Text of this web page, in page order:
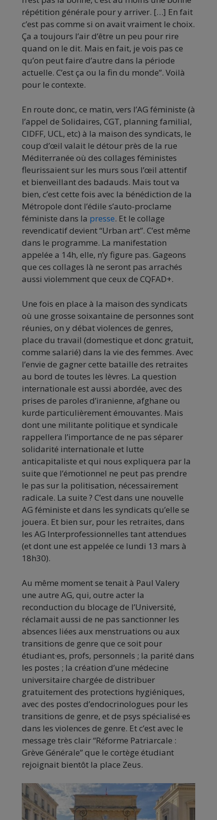
répétition générale pour y arriver. […] En fait
c’est pas comme si on avait vraiment le choix.
Ça a toujours l’air d’être un peu pour rire
quand on le dit. Mais en fait, je vois pas ce
qu’on peut faire d’autre dans la période
actuelle. C’est ça ou la fin du monde”. Voilà
pour le contexte.
En route donc, ce matin, vers l’AG féministe (à
l’appel de Solidaires, CGT, planning familial,
CIDFF, UCL, etc) à la maison des syndicats, le
coup d’œil valait le détour près de la rue
Méditerranée où des collages féministes
fleurissaient sur les murs sous l’œil attentif
et bienveillant des badauds. Mais tout va
bien, c’est cette fois avec la bénédiction de la
Métropole dont l’édile s’auto-proclame
féministe dans la presse. Et le collage
revendicatif devient “Urban art”. C’est même
dans le programme. La manifestation
appelée a 14h, elle, n’y figure pas. Gageons
que ces collages là ne seront pas arrachés
aussi violemment que ceux de CQFAD+.
Une fois en place à la maison des syndicats
où une grosse soixantaine de personnes sont
réunies, on y débat violences de genres,
place du travail (domestique et donc gratuit,
comme salarié) dans la vie des femmes. Avec
l’envie de gagner cette bataille des retraites
au bord de toutes les lèvres. La question
internationale est aussi abordée, avec des
prises de paroles d’iranienne, afghane ou
kurde particulièrement émouvantes. Mais
dont une militante politique et syndicale
rappellera l’importance de ne pas séparer
solidarité internationale et lutte
anticapitaliste et qui nous expliquera par la
suite que l’émotionnel ne peut pas prendre
le pas sur la politisation, nécessairement
radicale. La suite ? C’est dans une nouvelle
AG féministe et dans les syndicats qu’elle se
jouera. Et bien sur, pour les retraites, dans
les AG Interprofessionnelles tant attendues
(et dont une est appelée ce lundi 13 mars à
18h30).
Au même moment se tenait à Paul Valery
une autre AG, qui, outre acter la
reconduction du blocage de l’Université,
réclamait aussi de ne pas sanctionner les
absences liées aux menstruations ou aux
transitions de genre que ce soit pour
étudiant·es, profs, personnels ; la parité dans
les postes ; la création d’une médecine
universitaire chargée de distribuer
gratuitement des protections hygiéniques,
avec des postes d’endocrinologues pour les
transitions de genre, et de psys spécialisé·es
dans les violences de genre. Et c’est avec le
message très clair “Réforme Patriarcale :
Grève Générale” que le cortège étudiant
rejoignait bientôt la place Zeus.